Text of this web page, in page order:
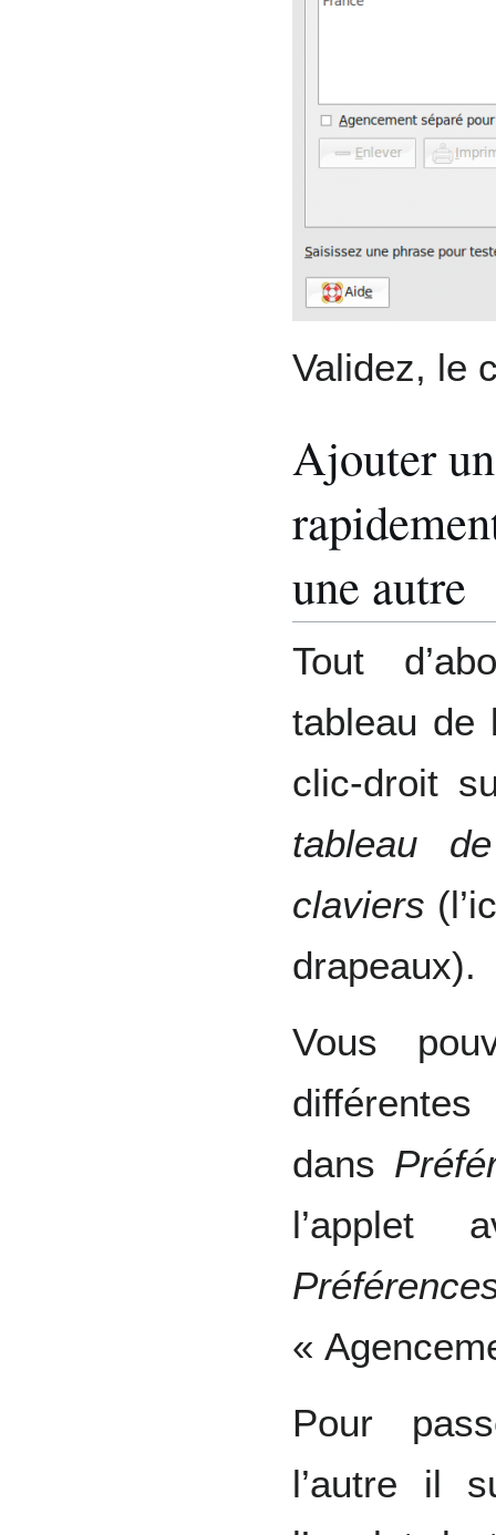
Validez, le
Ajouter
une autre
Tout
tableau de
clic-droit
tableau
claviers
drapeaux).
Vous
dans
l’applet
«
Pour
l’autre il